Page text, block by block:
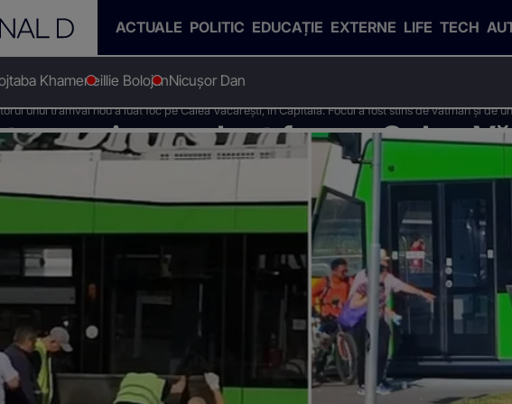
ACTUALE POLITIC EDUCAȚIE EXTERNE LIFE TECH
KhameneiIlie BolojanNicușor Dan
unui tramvai nou a luat foc pe Calea Văcărești, în Capitală. Focul a fost stins de vatman și de
nou a luat foc pe Calea
a fost stins de vatman și de un